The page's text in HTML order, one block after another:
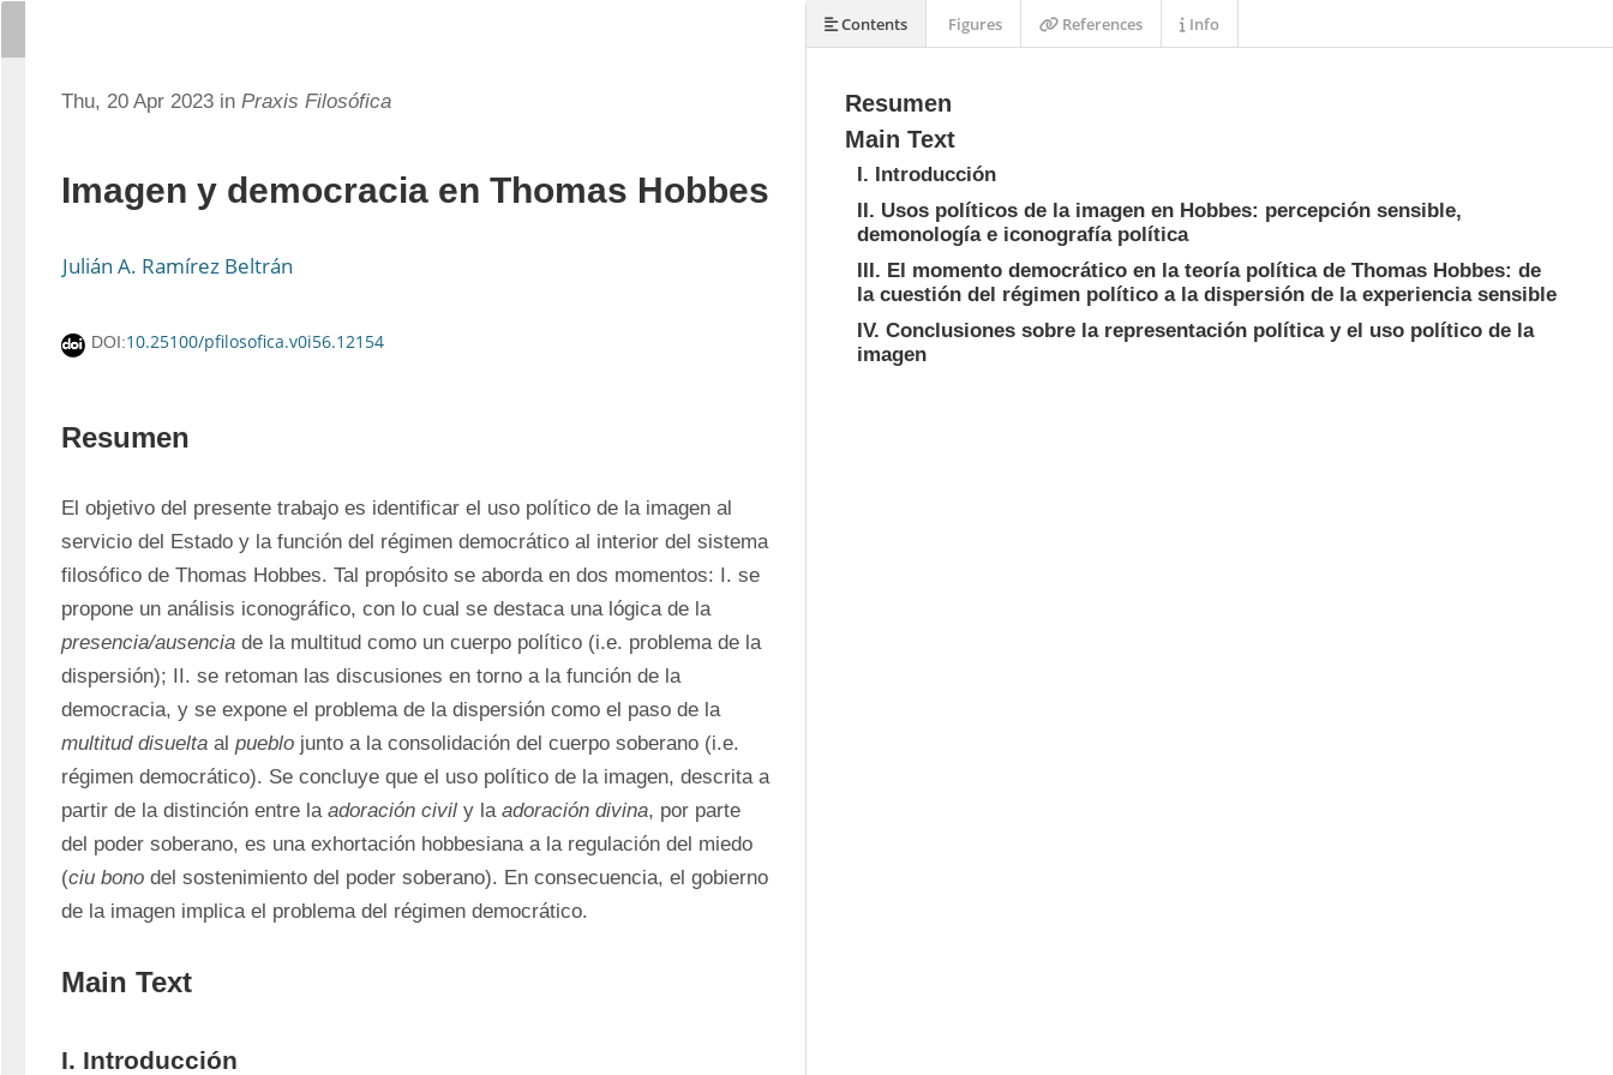
Thu, 20 Apr 2023 in Praxis Filosófica
Imagen y democracia en Thomas Hobbes
Julián A. Ramírez Beltrán
DOI:10.25100/pfilosofica.v0i56.12154
Resumen
El objetivo del presente trabajo es identificar el uso político de la imagen al
servicio del Estado y la función del régimen democrático al interior del sistema
filosófico de Thomas Hobbes. Tal propósito se aborda en dos momentos: I. se
propone un análisis iconográfico, con lo cual se destaca una lógica de la
presencia/ausencia de la multitud como un cuerpo político (i.e. problema de la
dispersión); II. se retoman las discusiones en torno a la función de la
democracia, y se expone el problema de la dispersión como el paso de la
multitud disuelta al pueblo junto a la consolidación del cuerpo soberano (i.e.
régimen democrático). Se concluye que el uso político de la imagen, descrita a
partir de la distinción entre la adoración civil y la adoración divina, por parte
del poder soberano, es una exhortación hobbesiana a la regulación del miedo
(ciu bono del sostenimiento del poder soberano). En consecuencia, el gobierno
de la imagen implica el problema del régimen democrático.
Main Text
I. Introducción
Resumen
Main Text
I. Introducción
II. Usos políticos de la imagen en Hobbes: percepción sensible,
demonología e iconografía política
III. El momento democrático en la teoría política de Thomas Hobbes: de
la cuestión del régimen político a la dispersión de la experiencia sensible
IV. Conclusiones sobre la representación política y el uso político de la
imagen
Contents Figures References Info